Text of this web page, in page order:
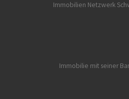
Immobilien Netzwerk
Immobilie mit seiner